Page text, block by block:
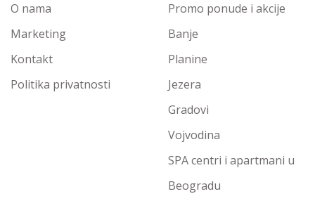
O nama
Marketing
Kontakt
Politika privatnosti
Promo ponude i akcije
Banje
Planine
Jezera
Gradovi
Vojvodina
SPA centri i apartmani u
Beogradu